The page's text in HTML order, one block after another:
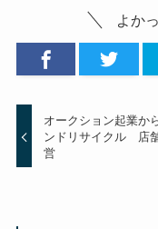
よか
オークション起業か
ンドリサイクル 店
営